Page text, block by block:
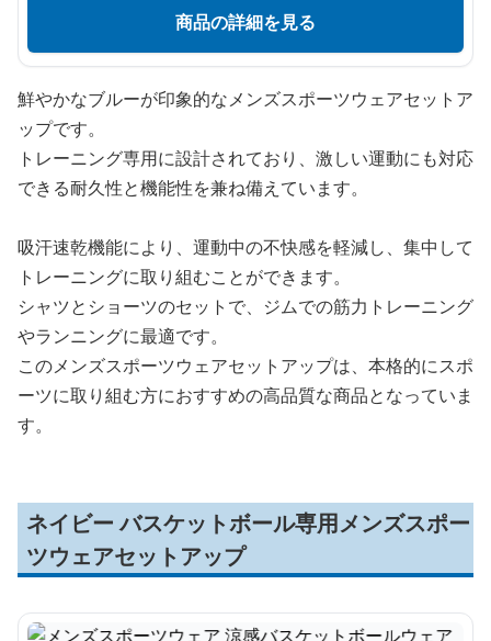
商品の詳細を見る
鮮やかなブルーが印象的なメンズスポーツウェアセットア
ップです。
トレーニング専用に設計されており、激しい運動にも対応
できる耐久性と機能性を兼ね備えています。
吸汗速乾機能により、運動中の不快感を軽減し、集中して
トレーニングに取り組むことができます。
シャツとショーツのセットで、ジムでの筋力トレーニング
やランニングに最適です。
このメンズスポーツウェアセットアップは、本格的にスポ
ーツに取り組む方におすすめの高品質な商品となっていま
す。
ネイビー バスケットボール専用メンズスポー
ツウェアセットアップ